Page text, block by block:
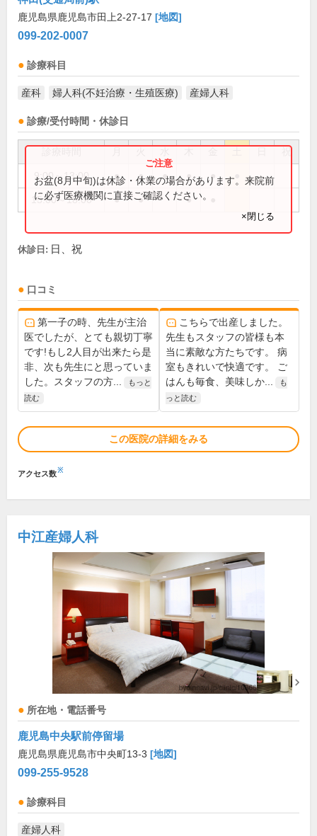
鹿児島県鹿児島市田上2-27-17 [地図]
099-202-0007
診療科目
産科 婦人科(不妊治療・生殖医療) 産婦人科
診療/受付時間・休診日
祝
9:00～13:00 ● ● ● ● ●
15:00～18:00 ● ● ●
お盆(8月中旬)は休診・休業の場合があります。来院前
に必ず医療機関に直接ご確認ください。
×閉じる
休診日: 日、祝
口コミ
第一子の時、先生が主治
医でしたが、とても親切丁寧
です!もし2人目が出来たら是
非、次も先生にと思っていま
した。スタッフの方...
もっと
読む
こちらで出産しました。
先生もスタッフの皆様も本
当に素敵な方たちです。 病
室もきれいで快適です。 ご
はんも毎食、美味しか...
も
っと読む
この医院の詳細をみる
アクセス数※
中江産婦人科
所在地・電話番号
鹿児島中央駅前停留場
鹿児島県鹿児島市中央町13-3 [地図]
099-255-9528
診療科目
産婦人科